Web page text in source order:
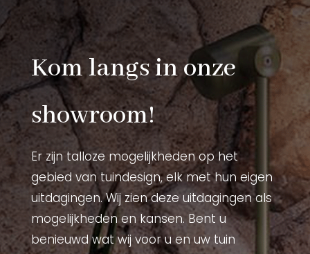
Kom langs in onze
showroom!
Er zijn talloze mogelijkheden op het
gebied van tuindesign, elk met hun eigen
uitdagingen. Wij zien deze uitdagingen als
mogelijkheden en kansen. Bent u
benieuwd wat wij voor u en uw tuin